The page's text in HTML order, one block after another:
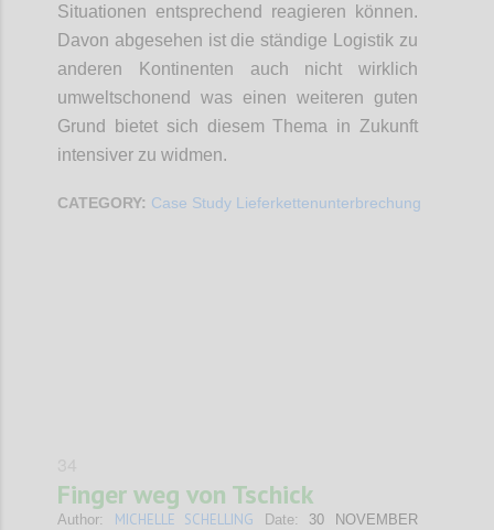
Situationen entsprechend reagieren können.
Davon abgesehen ist die ständige Logistik zu
anderen Kontinenten auch nicht wirklich
umweltschonend was einen weiteren guten
Grund bietet sich diesem Thema in Zukunft
intensiver zu widmen.
CATEGORY: Case Study Lieferkettenunterbrechung
Finger weg von Tschick
Author: MICHELLE SCHELLING Date: 30 NOVEMBER